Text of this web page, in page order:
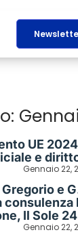
UE
e
Gennaio 22,
Gregorio e
consulenza
Il Sole
Gennaio 22,